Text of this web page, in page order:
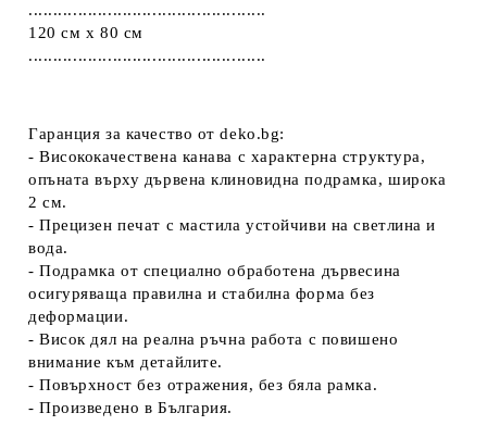
................................................
120 см х 80 см
................................................
Гаранция за качество от deko.bg:
- Висококачествена канава с характерна структура,
опъната върху дървена клиновидна подрамка, широка
2 см.
- Прецизен печат с мастила устойчиви на светлина и
вода.
- Подрамка от специално обработена дървесина
осигуряваща правилна и стабилна форма без
деформации.
- Висок дял на реална ръчна работа с повишено
внимание към детайлите.
- Повърхност без отражения, без бяла рамка.
- Произведено в България.